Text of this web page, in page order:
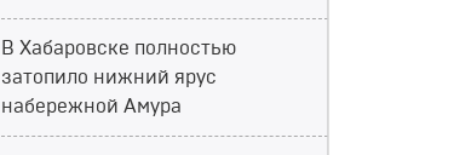
В Хабаровске полностью
затопило нижний ярус
набережной Амура